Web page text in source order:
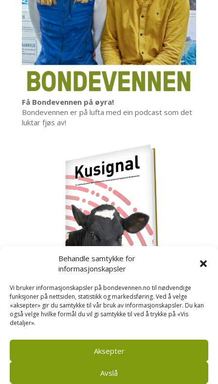
Behandle samtykke for
informasjonskapsler
Vi bruker informasjonskapsler på bondevennen.no til nødvendige
funksjoner på nettsiden, statistikk og markedsføring. Ved å velge
«aksepter» gir du samtykke til vår bruk av informasjonskapsler. Du kan
også velge hvilke formål du vil gi samtykke til ved å trykke på «Vis
detaljer».
Aksepter
Avslå
Få Bondevennen på øyra!
Bondevennen er på lufta med ein podcast som det
luktar fjøs av!
Kusignal